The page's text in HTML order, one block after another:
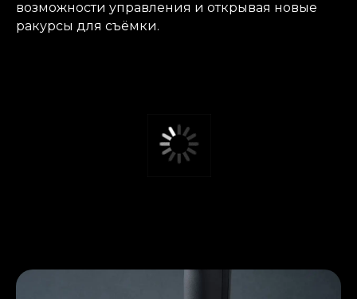
возможности управления и открывая новые
ракурсы для съёмки.